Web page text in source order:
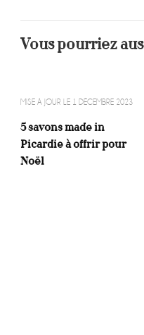
Vous pourriez
MISE À JOUR LE 1 DÉCEMBRE 2023
5 savons made in
Picardie à offrir pour
Noël